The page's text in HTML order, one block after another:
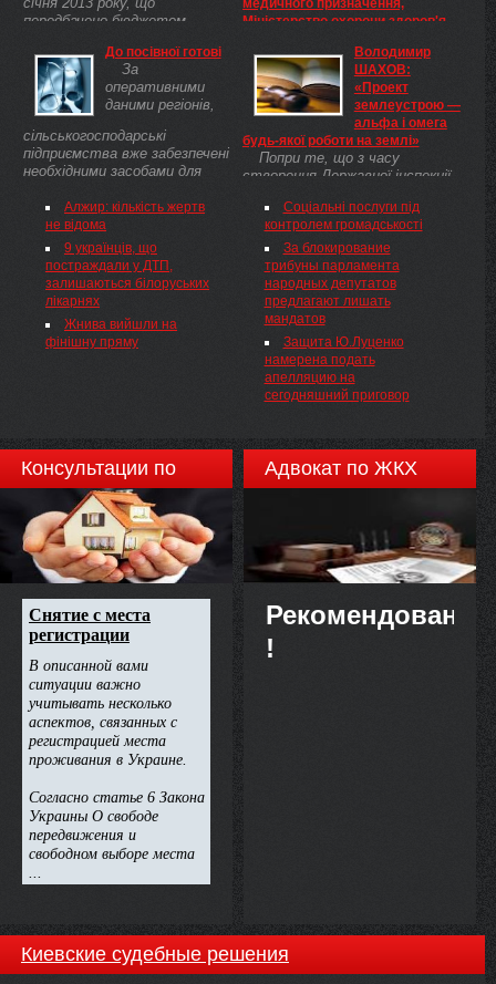
передбачено бюджетом
Премєр-міністр Микола Азаров
під час спілкування з
користувачами ...
До посівної готові
За
оперативними
даними регіонів,
сільськогосподарські
підприємства вже забезпечені
необхідними засобами для
кампанії під урожай 2013 року.
Алжир: кількість жертв
не відома
9 українців, що
постраждали у ДТП,
залишаються білоруських
лікарнях
Жнива вийшли на
фінішну пряму
медичного призначення,
Міністерство охорони здоров'я
Зареєстровано в
Міністерстві юстиції України
20 грудня 2012 р. за №
2124/22436 Про затвердження
Порядку ввезення на
територію України
незареєстрованих медичної
техніки та виробів медичного
призначення
Володимир
ШАХОВ:
«Проект
землеустрою —
альфа і омега
будь-якої роботи на землі»
Попри те, що з часу
створення Державної інспекції
Сумській області не минуло й
року, її фахівцям вдалося
зробити чимало корисного. Про
це УК розповів начальник
інспекції ...
Соціальні послуги під
контролем громадськості
За блокирование
трибуны парламента
народных депутатов
предлагают лишать
мандатов
Защита Ю.Луценко
намерена подать
апелляцию на
сегодняшний приговор
Консультации по
недвижимости
Адвокат по ЖКХ
Рекомендовано
!
Киевские судебные решения